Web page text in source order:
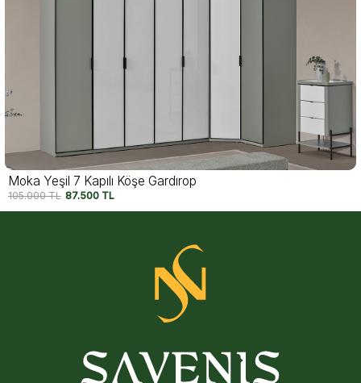
Moka 7 Kapılı Köşe Gardırop
105.000 TL